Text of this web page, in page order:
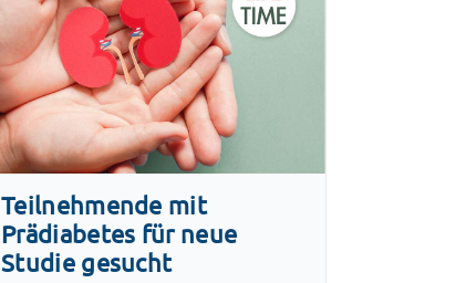
Teilnehmende mit
Prädiabetes für neue
Studie gesucht